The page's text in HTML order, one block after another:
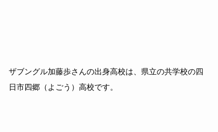
ザブングル加藤歩さんの出身高校は、県立の共学校の四
日市四郷（よごう）高校です。